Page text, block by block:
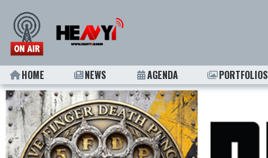
HOME NEWS AGENDA PORTFOLIOS